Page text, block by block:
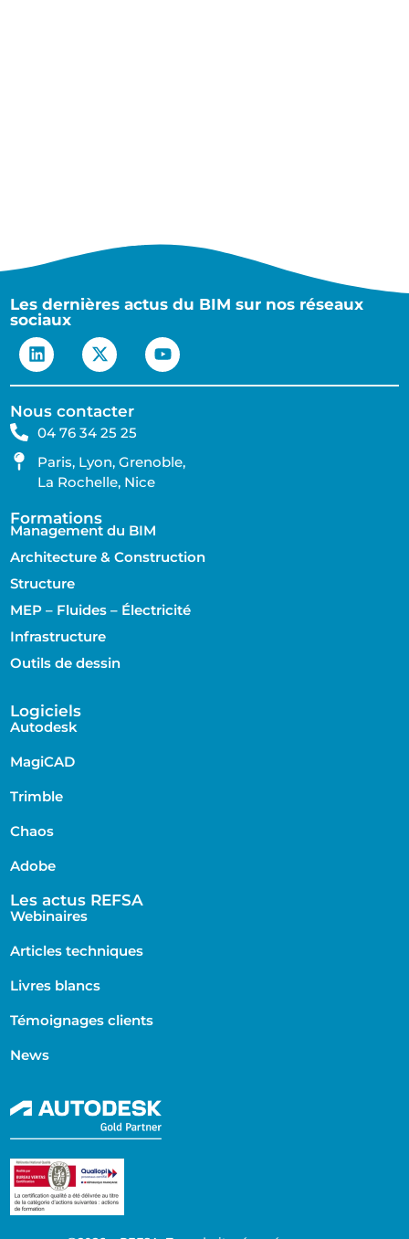
Les dernières actus du BIM sur nos réseaux
sociaux
Nous contacter
04 76 34 25 25
Paris, Lyon, Grenoble,
La Rochelle, Nice
Formations
Management du BIM
Architecture & Construction
Structure
MEP – Fluides – Électricité
Infrastructure
Outils de dessin
Logiciels
Autodesk
MagiCAD
Trimble
Chaos
Adobe
Les actus REFSA
Webinaires
Articles techniques
Livres blancs
Témoignages clients
News